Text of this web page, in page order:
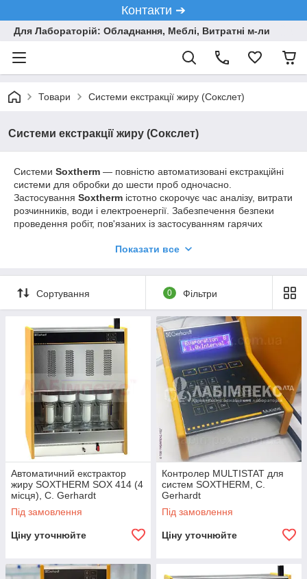
Контакти ➔
Для Лабораторій: Обладнання, Меблі, Витратні м-ли
Товари Системи екстракції жиру (Сокслет)
Системи екстракції жиру (Сокслет)
Системи Soxtherm — повністю автоматизовані екстракційні
системи для обробки до шести проб одночасно.
Застосування Soxtherm істотно скорочує час аналізу, витрати
розчинників, води і електроенергії. Забезпечення безпеки
проведення робіт, пов'язаних із застосуванням гарячих
пожежонебезпечними речовинами, також вирішено в
Показати все
Сортування 0 Фільтри
Автоматичний екстрактор
жиру SOXTHERM SOX 414 (4
місця), C. Gerhardt
Під замовлення
Ціну уточнюйте
Контролер MULTISTAT для
систем SOXTHERM, C.
Gerhardt
Під замовлення
Ціну уточнюйте